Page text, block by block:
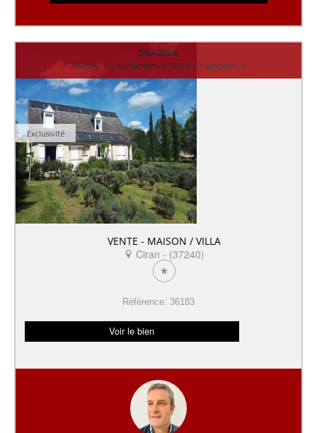
580 000 €
Pièces: 5 | surface(m²): 109 | Chambres: 4
Exclusivité
VENTE - MAISON / VILLA
Ciran - (37240)
Référence: 36183
Voir le bien